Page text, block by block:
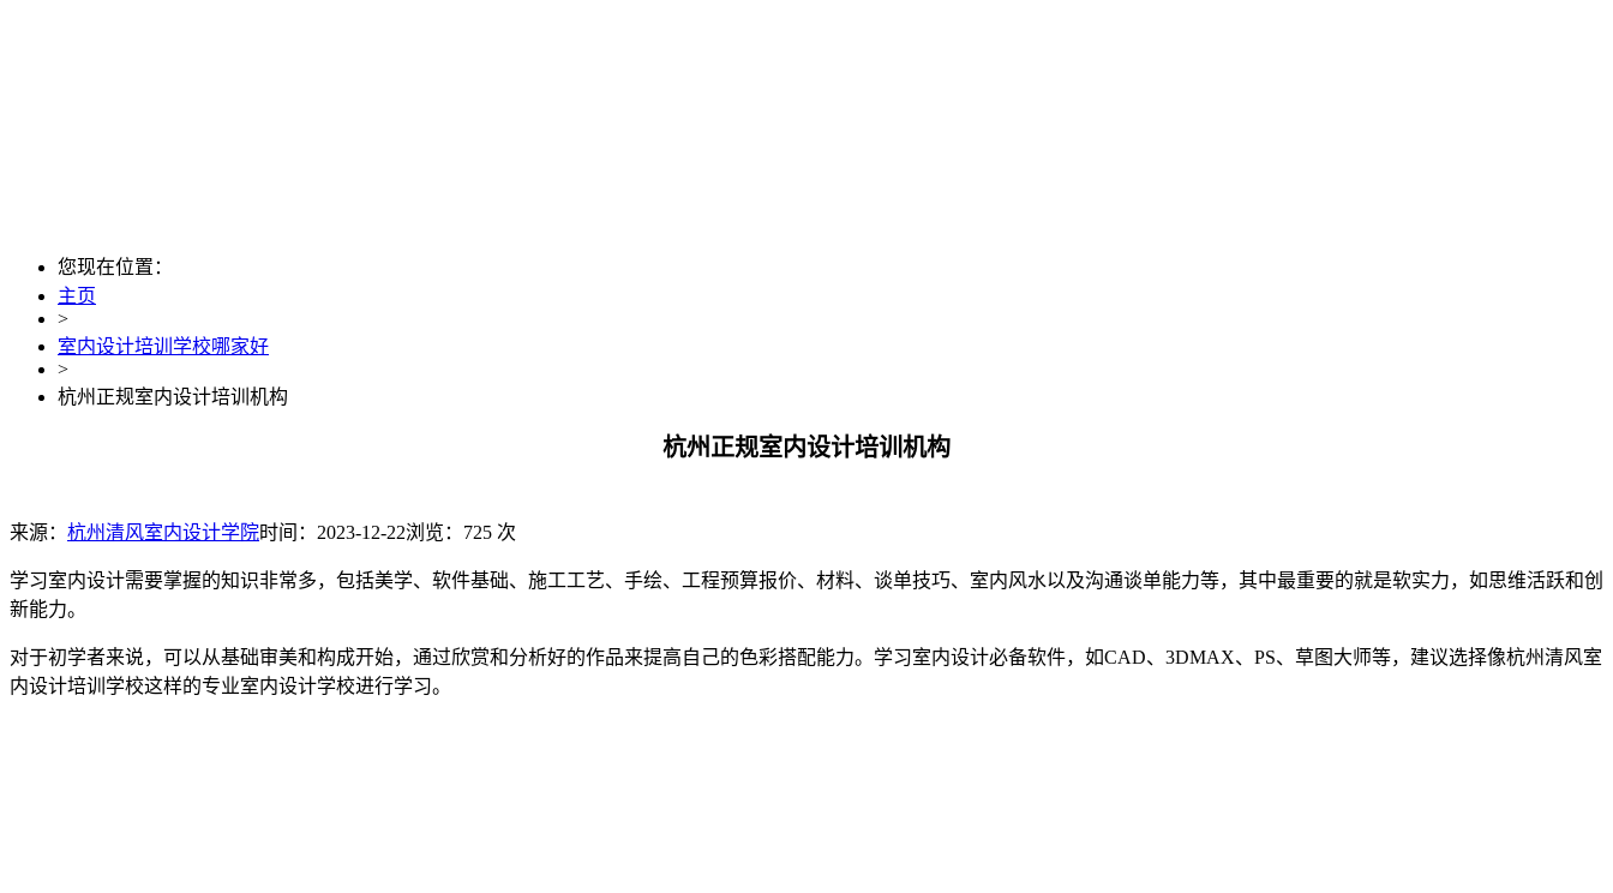
您现在位置：
主页
>
室内设计培训学校哪家好
>
杭州正规室内设计培训机构
杭州正规室内设计培训机构
来源： 杭州清风室内设计学院时间：2023-12-22浏览：725 次
学习室内设计需要掌握的知识非常多，包括美学、软件基础、施工工艺、手绘、工程预算报价、材料、谈单技巧、室内风水以及沟通谈单能力等，其中最重要的就是软实力，如思维活跃和创
新能力。
对于初学者来说，可以从基础审美和构成开始，通过欣赏和分析好的作品来提高自己的色彩搭配能力。学习室内设计必备软件，如CAD、3DMAX、PS、草图大师等，建议选择像杭州清风室
内设计培训学校这样的专业室内设计学校进行学习。